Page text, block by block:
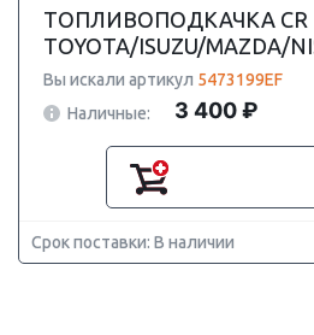
ТОПЛИВОПОДКАЧКА CR
TOYOTA/ISUZU/MAZDA/
Вы искали артикул 5473199EF
Наличные:
3 400 ₽
Срок поставки: В наличии